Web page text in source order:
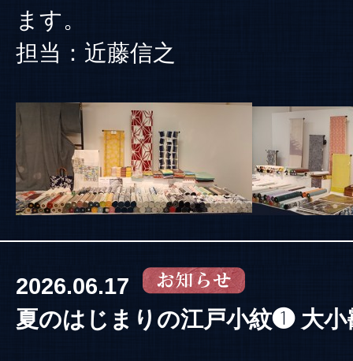
ます。
担当：近藤信之
2026.06.17
夏のはじまりの江戸小紋❶ 大小